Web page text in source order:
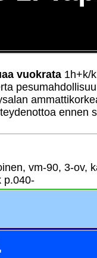
vuokrata 1h+k/
ennen
vm-90, 3-ov,
p.040-